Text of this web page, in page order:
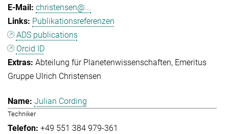
christensen@...
Publikationsreferenzen
ADS publications
Orcid ID
Abteilung für Planetenwissenschaften Emeritus
Gruppe Ulrich Christensen
Julian Cording
Techniker
+49 551 384 979-361